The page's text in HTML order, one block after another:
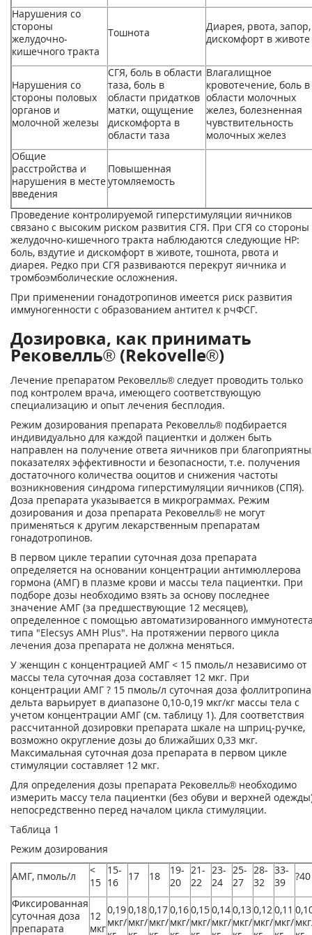
Нарушения со
стороны
желудочно-
кишечного тракта
Тошнота
Диарея, рвота, запор,
дискомфорт в животе
Нарушения со
стороны половых
органов и
молочной железы
СГЯ, боль в области
таза, боль в
области придатков
матки, ощущение
дискомфорта в
области таза
Влагалищное
кровотечение, боль в
области молочных
желез, болезненная
чувствительность
молочных желез
Общие
расстройства и
нарушения в месте
введения
Повышенная
утомляемость
Проведение контролируемой гиперстимуляции яичников
связано с высоким риском раз­вития СГЯ. При СГЯ со стороны
желудочно-кишечного тракта наблюдаются следующие HP:
боль, вздутие и дискомфорт в животе, тошнота, рвота и
диарея. Редко при СГЯ разви­ваются перекрут яичника и
тромбоэмболические осложнения.
При применении гонадотропинов имеется риск развития
иммуногенности с образованием антител к рчФСГ.
Дозировка, как принимать
Рековелль® (Rekovelle®)
Лечение препаратом Рековелль® следует проводить только
под контролем врача, имеюще­го соответствующую
специализацию и опыт лечения бесплодия.
Режим дозирования препарата Рековелль® подбирается
индивидуально для каждой паци­ентки и должен быть
направлен на получение ответа яичников при
показа­телях эффективности и безопасности, т.е. получения
достаточного количества ооцитов и снижения частоты
возникновения синдрома гиперстимуляции яичников (СПЯ).
Доза пре­парата указывается в микрограммах. Режим
дозирования и доза препарата Рековелль® не могут
применяться к другим лекарственным препаратам
гонадотропинов.
В первом цикле терапии суточная доза препарата
определяется на основании концентра­ции антимюллерова
гормона (АМГ) в плазме крови и массы тела пациентки. При
подборе дозы необходимо взять за основу последнее
значение АМГ (за предшествующие 12 меся­цев),
определенное с помощью автоматизированного
типа "Elecsys АМН Plus". На протяжении первого цикла
лечения доза препарата не должна меняться.
У женщин с концентрацией АМГ < 15 пмоль/л независимо от
массы тела суточная доза составляет 12 мкг. При
концентрации АМГ ? 15 пмоль/л суточная доза фоллитропина
дельта варьирует в диапазоне 0,10-0,19 мкг/кг массы тела с
учетом концентрации АМГ (см. таблицу 1). Для соответствия
рассчитанной дозировки препарата шкале на шприц-ручке,
возможно округление дозы до ближайших 0,33 мкг.
Максимальная суточная доза препарата в первом цикле
стимуляции составляет 12 мкг.
Для определения дозы препарата Рековелль® необходимо
измерить массу тела пациентки (без обуви и верхней
непосредственно перед началом цикла стимуляции.
Таблица 1
Режим дозирования
АМГ, пмоль/л
<
15
15-
16
17 18
19-
20
21-
22
23-
24
25-
27
28-
32
33-
39
?40
Фиксированная
суточная доза
препарата
12
мкг
0,19
мкг/
0,18
мкг/
0,17
мкг/
0,16
мкг/
0,15
мкг/
0,14
мкг/
0,13
мкг/
0,12
мкг/
0,11
мкг/